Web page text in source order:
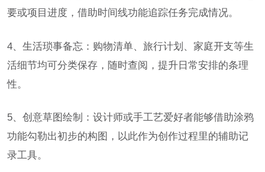
要或项目进度，借助时间线功能追踪任务完成情况。
4、生活琐事备忘：购物清单、旅行计划、家庭开支等生
活细节均可分类保存，随时查阅，提升日常安排的条理
性。
5、创意草图绘制：设计师或手工艺爱好者能够借助涂鸦
功能勾勒出初步的构图，以此作为创作过程里的辅助记
录工具。